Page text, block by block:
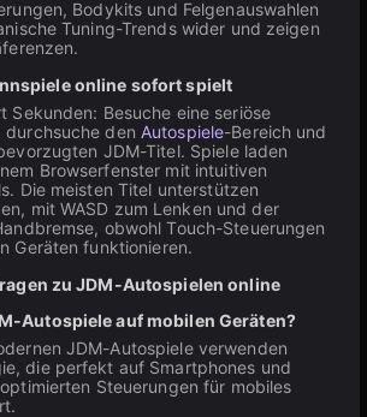
Bodykits und Felgenauswahlen
Tuning-Trends wider und zeigen
online sofort spielt
Sekunden: Besuche eine seriöse
durchsuche den Autospiele-Bereich und
JDM-Titel. Spiele laden
Browserfenster mit intuitiven
Die meisten Titel unterstützen
mit WASD zum Lenken und der
obwohl Touch-Steuerungen
Geräten funktionieren.
zu JDM-Autospielen online
Autospiele auf mobilen Geräten?
JDM-Autospiele verwenden
die perfekt auf Smartphones und
Steuerungen für mobiles